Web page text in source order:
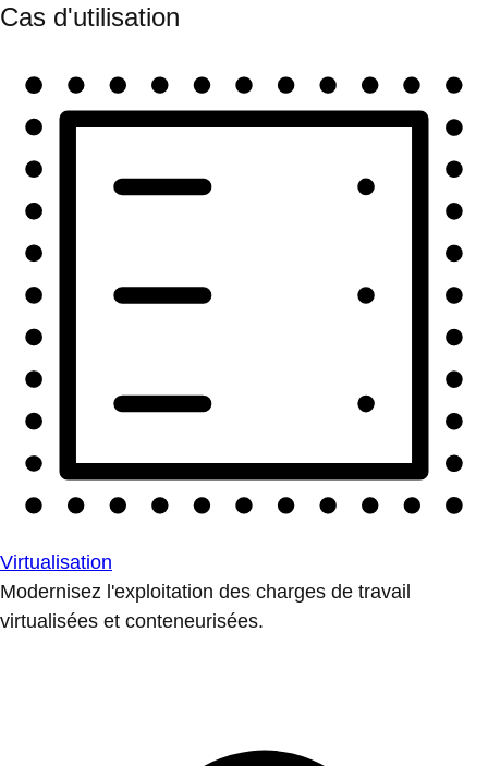
Cas d'utilisation
Virtualisation
Modernisez l'exploitation des charges de travail
virtualisées et conteneurisées.